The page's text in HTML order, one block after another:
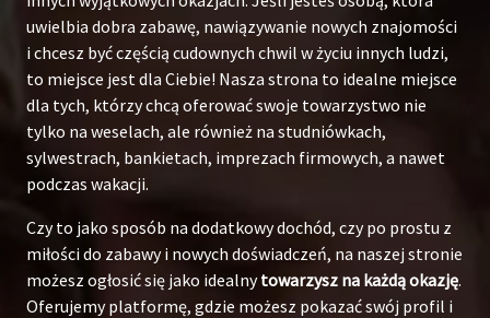
uwielbia dobra zabawę, nawiązywanie nowych znajomości
i chcesz być częścią cudownych chwil w życiu innych ludzi,
to miejsce jest dla Ciebie! Nasza strona to idealne miejsce
dla tych, którzy chcą oferować swoje towarzystwo nie
tylko na weselach, ale również na studniówkach,
sylwestrach, bankietach, imprezach firmowych, a nawet
podczas wakacji.
Czy to jako sposób na dodatkowy dochód, czy po prostu z
miłości do zabawy i nowych doświadczeń, na naszej stronie
możesz ogłosić się jako idealnytowarzysz na każdą okazję.
Oferujemy platformę, gdzie możesz pokazać swój profil i